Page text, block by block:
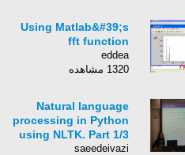
Using Matlab&#39;s
fft function
eddea
1320 مشاهده
Natural language
processing in Python
using NLTK. Part 1/3
saeedeivazi